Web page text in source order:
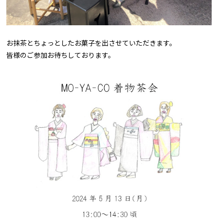
お抹茶とちょっとしたお菓子を出させていただきます。
皆様のご参加お待ちしております。